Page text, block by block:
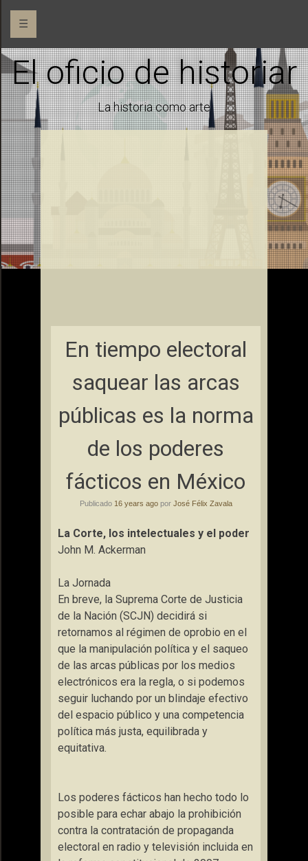
☰
El oficio de historiar
La historia como arte
En tiempo electoral
saquear las arcas
públicas es la norma
de los poderes
fácticos en México
Publicado 16 years agopor José Félix Zavala
La Corte, los intelectuales y el poder
John M. Ackerman
La Jornada
En breve, la Suprema Corte de Justicia
de la Nación (SCJN) decidirá si
retornamos al régimen de oprobio en el
que la manipulación política y el saqueo
de las arcas públicas por los medios
electrónicos era la regla, o si podemos
seguir luchando por un blindaje efectivo
del espacio público y una competencia
política más justa, equilibrada y
equitativa.
Los poderes fácticos han hecho todo lo
posible para echar abajo la prohibición
contra la contratación de propaganda
electoral en radio y televisión incluida en